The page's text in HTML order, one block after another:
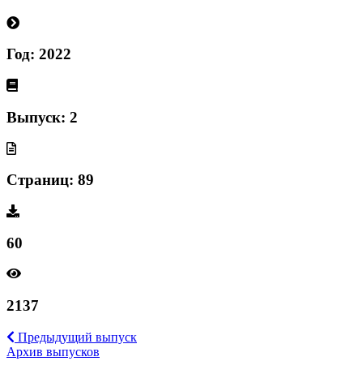
Год: 2022
Выпуск: 2
Страниц: 89
60
2137
Предыдущий выпуск
Архив выпусков